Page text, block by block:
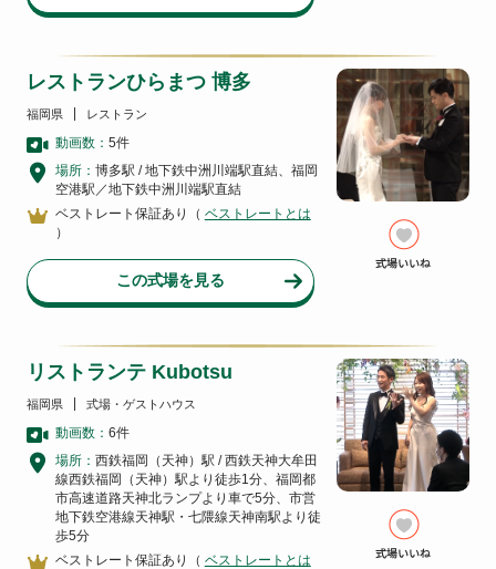
レストランひらまつ 博多
福岡県 レストラン
動画数： 5件
場所： 博多駅 / 地下鉄中洲川端駅直結、福岡
空港駅／地下鉄中洲川端駅直結
ベストレート保証あり（ ベストレートとは
）
この式場を見る
リストランテ Kubotsu
福岡県 式場・ゲストハウス
動画数： 6件
場所： 西鉄福岡（天神）駅 / 西鉄天神大牟田
線西鉄福岡（天神）駅より徒歩1分、福岡都
市高速道路天神北ランプより車で5分、市営
地下鉄空港線天神駅・七隈線天神南駅より徒
歩5分
ベストレート保証あり（ ベストレートとは